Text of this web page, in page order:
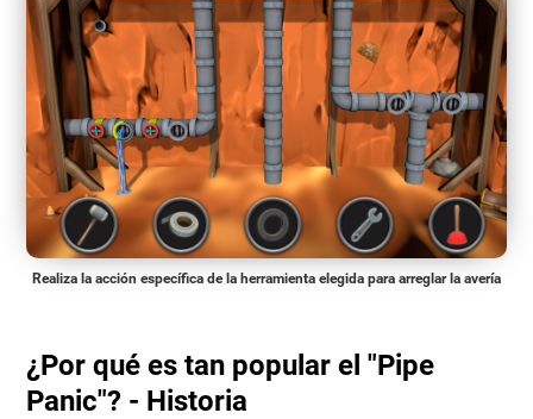
Realiza la acción específica de la herramienta elegida para arreglar la avería
¿Por qué es tan popular el "Pipe
Panic"? - Historia